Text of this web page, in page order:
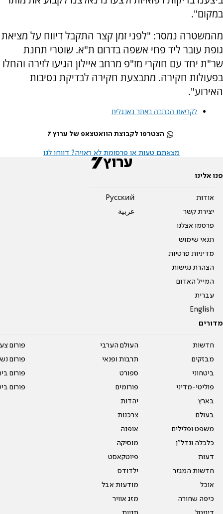
במקום".
מהמשטרה נמסר: "לפני זמן קצר התקבל דיווח על מציאת
גופת עובר ליד פחי אשפה בדרום ת"א. שוטרי תחנת
שר"ת יחד עם חוקרי מז"פ מרחב איילון הגיעו לזירה והחלו
בפעולות חקירה. מתבצעת חקירה לבדיקת נסיבות
האירוע".
לקריאת הכתבה באתר באנגלית
הצטרפו לקבוצת הוואטצאפ של ערוץ 7
מצאתם טעות או פרסומת לא ראויה? דווחו לנו
פנו אלינו
אודות
יצירת קשר
פרסמו אצלנו
תנאי שימוש
מדיניות פרטיות
הצהרת נגישות
המייל האדום
עברית
English
Pусский
عربية
מדורים
חדשות
מבזקים
ביטחוני
פוליטי-מדיני
בארץ
בעולם
משפט ופלילים
כלכלה ונדל"ן
דעות
חדשות המגזר
אוכל
כיפה שחורה
העולם הערבי
תרבות ופנאי
ספורט
פורומים
יהדות
צרכנות
אופנה
מוסיקה
פיוטקאסט
ילדודס
מודעות אבל
מזג אוויר
פורום
פורום
פורום
פורום